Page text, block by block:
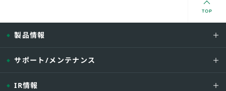
TOP
製品情報
サポート/メンテナンス
IR情報